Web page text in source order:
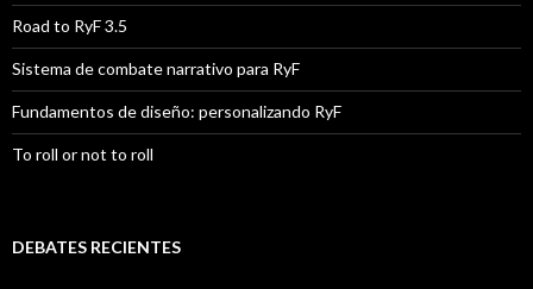
Road to RyF 3.5
Sistema de combate narrativo para RyF
Fundamentos de diseño: personalizando RyF
To roll or not to roll
DEBATES RECIENTES